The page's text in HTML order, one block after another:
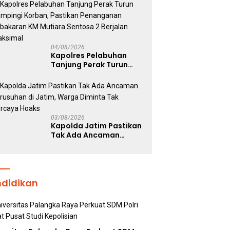
Nasional Pusat Studi
Kepolisian
04/08/2026
Kapolres Pelabuhan
Tanjung Perak Turun
Pastikan Penanganan
Kebakaran KM Mutiara
Sentosa 2 Berjalan
03/08/2026
Kapolda Jatim Pastikan
Tak Ada Ancaman